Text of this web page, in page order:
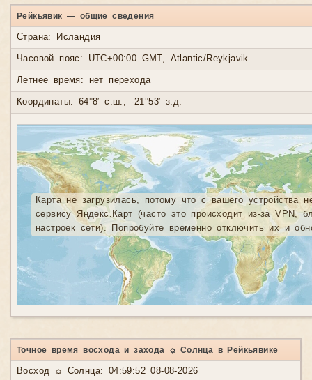
Рейкьявик — общие сведения
Страна: Исландия
Часовой пояс: UTC+00:00 GMT, Atlantic/Reykjavik
Летнее время: нет перехода
Координаты: 64°8′ с.ш., -21°53′ з.д.
Карта не загрузилась, потому что с вашего устройства
сервису Яндекс.Карт (часто это происходит из-за VPN,
настроек сети). Попробуйте временно отключить их и
Точное время восхода и захода ☼ Солнца в Рейкьявике
Восход ☼ Солнца: 04:59:52 08-08-2026